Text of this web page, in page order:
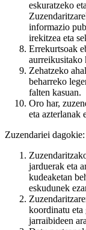
eskuratzeko
informazio
irekitzea eta
Errekurtsoak
aurreikusitako
Zehatzeko
beharreko
falten kasuan.
Oro har,
eta azterlanak
Zuzendariei dagokie:
jarduerak eta
kudeaketan
eskudunek
koordinatu eta
jarraibideen